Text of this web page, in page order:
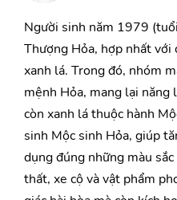
Người sinh năm 1979
Thượng Hỏa, hợp nhất với
xanh lá. Trong đó, nhóm
mệnh Hỏa, mang lại năng
còn xanh lá thuộc hành
sinh Mộc sinh Hỏa, giúp
dụng đúng những màu
thất, xe cộ và vật phẩm